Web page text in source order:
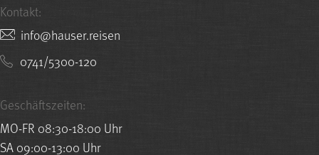
Kontakt:
nesier.resuah@ofni
0741/5300-120
Geschäftszeiten:
MO-FR 08:30-18:00 Uhr
SA 09:00-13:00 Uhr